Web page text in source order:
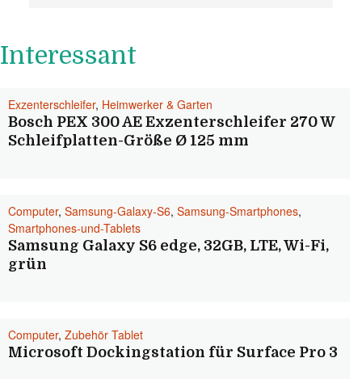
Interessant
Exzenterschleifer, Heimwerker & Garten
Bosch PEX 300 AE Exzenterschleifer 270 W
Schleifplatten-Größe Ø 125 mm
Computer, Samsung-Galaxy-S6, Samsung-Smartphones,
Smartphones-und-Tablets
Samsung Galaxy S6 edge, 32GB, LTE, Wi-Fi,
grün
Computer, Zubehör Tablet
Microsoft Dockingstation für Surface Pro 3